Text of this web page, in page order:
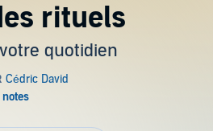
rituels
quotidien